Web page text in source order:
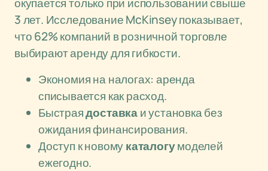
3 лет. Исследование McKinsey показывает,
что 62% компаний в розничной торговле
выбирают аренду для гибкости.
Экономия на налогах: аренда
списывается как расход.
Быстраядоставкаи установка без
ожидания финансирования.
Доступ к новомукаталогумоделей
ежегодно.